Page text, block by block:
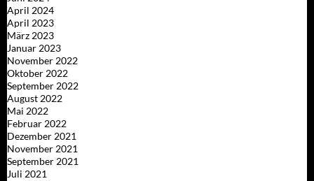
April 2024
April 2023
März 2023
Januar 2023
November 2022
Oktober 2022
September 2022
August 2022
Mai 2022
Februar 2022
Dezember 2021
November 2021
September 2021
Juli 2021